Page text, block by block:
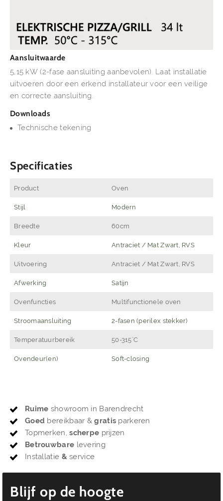
Aansluitwaarde
5,15 kW (2-fase aansluiting aanbevolen). Laat installatie
uitvoeren door een erkend installateur voor een veilige
en correcte aansluiting.
Downloads
Technische tekening
Specificaties
Product Oven
Stijl Modern
Breedte 60cm
Kleur Antraciet / Mat Zwart, RVS
Uitvoering Antraciet / Mat Zwart, RVS
Afwerking Satijn
Ovenfuncties Multifunctionele oven
Stroomaansluiting 2-fasen (perilex stekker)
Temperatuurbereik 50-315˚C
Ovendeur(en) Soft-closing
Ruime showroom in Barendrecht
Goed bereikbaar &gratis parkeren
Topmerken,scherpe prijzen
Betrouwbare levering
Installatie &service
Blijf op de hoogte